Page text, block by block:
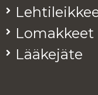
Lo­mak­keet
Lää­ke­jä­te